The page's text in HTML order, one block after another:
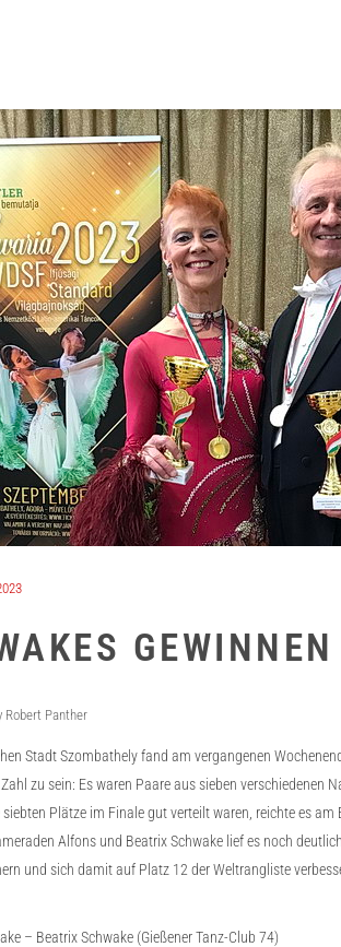
Robert Panther
Stadt Szombathely fand am vergangenen
zu sein: Es waren Paare aus sieben
siebten Plätze im Finale gut verteilt waren, reichte es
Alfons und Beatrix Schwake lief es noch
und sich damit auf Platz 12 der Weltrangliste
– Beatrix Schwake (Gießener Tanz-Club 74)